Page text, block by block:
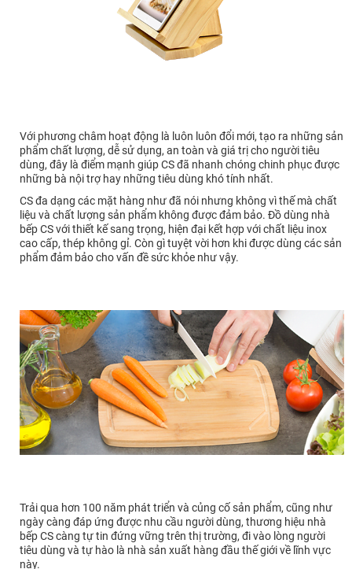
Với phương châm hoạt động là luôn luôn đổi mới, tạo ra những sản
phẩm chất lượng, dễ sử dụng, an toàn và giá trị cho người tiêu
dùng, đây là điểm mạnh giúp CS đã nhanh chóng chinh phục được
những bà nội trợ hay những tiêu dùng khó tính nhất.
CS đa dạng các mặt hàng như đã nói nhưng không vì thế mà chất
liệu và chất lượng sản phẩm không được đảm bảo. Đồ dùng nhà
bếp CS với thiết kế sang trọng, hiện đại kết hợp với chất liệu inox
cao cấp, thép không gỉ. Còn gì tuyệt vời hơn khi được dùng các sản
phẩm đảm bảo cho vấn đề sức khỏe như vậy.
Trải qua hơn 100 năm phát triển và củng cố sản phẩm, cũng như
ngày càng đáp ứng được nhu cầu người dùng, thương hiệu nhà
bếp CS càng tự tin đứng vững trên thị trường, đi vào lòng người
tiêu dùng và tự hào là nhà sản xuất hàng đầu thế giới về lĩnh vực
này.